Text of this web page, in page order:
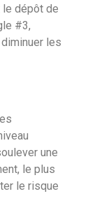
le dépôt de
#3,
les
une
le plus
le risque